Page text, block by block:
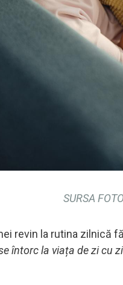
SURSA
revin la rutina zilnică
întorc la viața de zi cu